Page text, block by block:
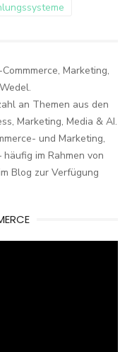
Marketing,
an Themen aus den
Marketing, Media & AI.
und Marketing,
im Rahmen von
Blog zur Verfügung